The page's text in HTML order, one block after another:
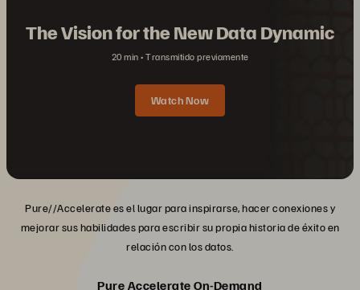
The Vision for the New Data Dynamic
20 min Transmitido previamente
Watch Now
Pure//Accelerate es el lugar para inspirarse, hacer conexiones y
mejorar sus habilidades para escribir su propia historia de éxito en
relación con los datos.
Pure Accelerate On-Demand